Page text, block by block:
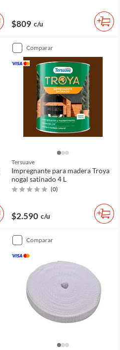
$809 c/u
comparar
Tersuave
Impregnante para madera Troya
nogal satinado 4 L
(0)
$2.590 c/u
comparar